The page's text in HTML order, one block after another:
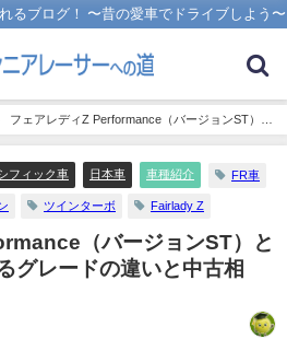
るブログ！ 〜昔の愛車でドライブしよう〜
フェアレディZ Performance（バージョンST）と
と中古相場・GT7での乗り方
フィック車 日本車 車種紹介 FR車
ツインターボ Fairlady Z
（バージョンST）と
グレードの違いと中古相